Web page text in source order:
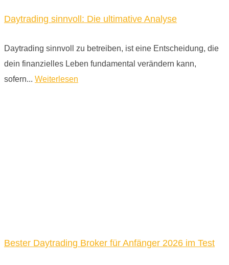
Daytrading sinnvoll: Die ultimative Analyse
Daytrading sinnvoll zu betreiben, ist eine Entscheidung, die
dein finanzielles Leben fundamental verändern kann,
sofern... Weiterlesen
Bester Daytrading Broker für Anfänger 2026 im Test